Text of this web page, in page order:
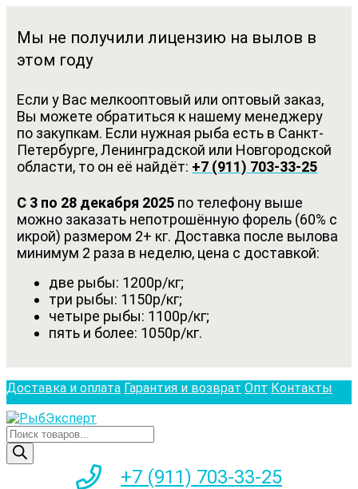
Мы не получили лицензию на вылов в
этом году
Если у Вас мелкооптовый или оптовый заказ,
Вы можете обратиться к нашему менеджеру
по закупкам. Если нужная рыба есть в Санкт-
Петербурге, Ленинградской или Новгородской
области, то он её найдёт: +7 (911) 703-33-25
С 3 по 28 декабря 2025 по телефону выше
можно заказать непотрошённую форель (60% с
икрой) размером 2+ кг. Доставка после вылова
минимум 2 раза в неделю, цена с доставкой:
две рыбы: 1200р/кг;
три рыбы: 1150р/кг;
четыре рыбы: 1100р/кг;
пять и более: 1050р/кг.
Доставка и оплата Гарантия и возврат Опт Контакты
Поиск
товаров
+7 (911) 703-33-25